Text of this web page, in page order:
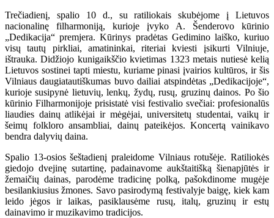
Trečiadienį, spalio 10 d., su ratiliokais skubėjome į Lietuvos
nacionalinę filharmoniją, kurioje įvyko A. Šenderovo kūrinio
„Dedikacija“ premjera. Kūrinys pradėtas Gedimino laiško, kuriuo
visų tautų pirkliai, amatininkai, riteriai kviesti įsikurti Vilniuje,
ištrauka. Didžiojo kunigaikščio kvietimas 1323 metais nutiesė kelią
Lietuvos sostinei tapti miestu, kuriame pinasi įvairios kultūros, ir šis
Vilniaus daugiatautiškumas buvo dailiai atspindėtas „Dedikacijoje“,
kurioje susipynė lietuvių, lenkų, žydų, rusų, gruzinų dainos. Po šio
kūrinio Filharmonijoje prisistatė visi festivalio svečiai: profesionalūs
liaudies dainų atlikėjai ir mėgėjai, universitetų studentai, vaikų ir
šeimų folkloro ansambliai, dainų pateikėjos. Koncertą vainikavo
bendra dalyvių daina.
Spalio 13-osios šeštadienį praleidome Vilniaus rotušėje. Ratiliokės
giedojo dvejinę sutartinę, padainavome aukštaitišką šienapjūtės ir
žemaičių dainas, parodėme tradicinę polką, pašokdinome mugėje
besilankiusius žmones. Savo pasirodymą festivalyje baigę, kiek kam
leido jėgos ir laikas, pasiklausėme rusų, italų, gruzinų ir estų
dainavimo ir muzikavimo tradicijos.